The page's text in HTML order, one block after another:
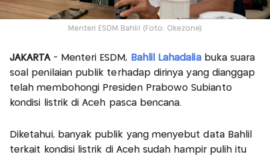
Menteri ESDM Bahlil (Foto: Okezone)
JAKARTA- Menteri ESDM, Bahlil Lahadaliabuka suara
soal penilaian publik terhadap dirinya yang dianggap
telah membohongi Presiden Prabowo Subianto
kondisi listrik di Aceh pasca bencana.
Diketahui, banyak publik yang menyebut data Bahlil
terkait kondisi listrik di Aceh sudah hampir pulih itu